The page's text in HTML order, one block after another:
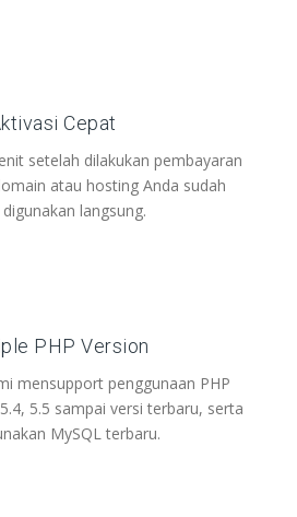
Cepat
setelah dilakukan pembayaran
atau hosting Anda sudah
langsung.
PHP Version
mensupport penggunaan PHP
5.5 sampai versi terbaru, serta
MySQL terbaru.